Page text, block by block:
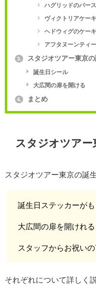
ハグリッドのバー
ヴィクトリアケー
ヘドウィグのケー
アフタヌーンティー
3. スタジオツアー東京
誕生日シール
大広間の扉を開ける
4. まとめ
スタジオツアー
スタジオツアー東京の誕
誕生日ステッカーがも
大広間の扉を開けれる
スタッフからお祝い
それぞれについて詳しく